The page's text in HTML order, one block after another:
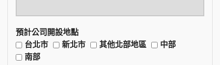
預計公司開設地點
台北市
新北市 其他北部地區
中部
南部